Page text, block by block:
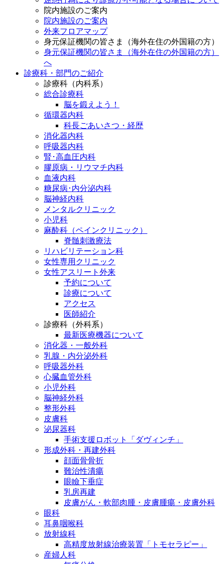
院内施設のご案内
院内施設のご案内
外来フロアマップ
身元保証機関の皆さま（海外在住の外国籍の方）
身元保証機関の皆さま（海外在住の外国籍の方）
へ
診療科・部門のご紹介
診療科（内科系）
総合診療科
脳を鍛えよう！
循環器内科
科長ごあいさつ・経歴
消化器内科
呼吸器内科
腎･高血圧内科
膠原病・リウマチ内科
血液内科
糖尿病･内分泌内科
脳神経内科
メンタルクリニック
小児科
麻酔科（ペインクリニック）
脊髄刺激療法
リハビリテーション科
女性専用クリニック
女性アスリート外来
予約について
診療について
アクセス
医師紹介
診療科（外科系）
最新医療機器について
消化器・一般外科
乳腺・内分泌外科
呼吸器外科
心臓血管外科
小児外科
脳神経外科
整形外科
皮膚科
泌尿器科
手術支援ロボット「ダヴィンチ」
形成外科・再建外科
顔面骨骨折
難治性潰瘍
眼瞼下垂症
乳房再建
皮膚がん・軟部肉腫・皮膚腫瘍・皮膚外科
眼科
耳鼻咽喉科
放射線科
高精度放射線治療装置「トモセラピー」
産婦人科